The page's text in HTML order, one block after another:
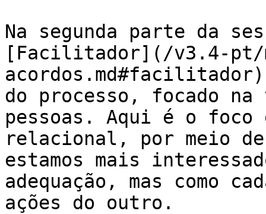
Na segunda parte da
[Facilitador](/v3.4-pt/
do processo, focado
pessoas. Aqui é o
relacional, por meio de
estamos mais
adequação, mas como
ações do outro.